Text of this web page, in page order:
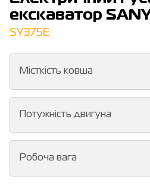
екскаватор
SY375E
Місткість ковша
Потужність двигуна
Робоча вага